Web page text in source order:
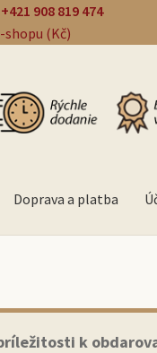
+421 908 819 474
(Kč)
Doprava a platba
k